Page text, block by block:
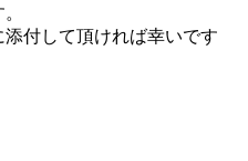
付して頂ければ幸いです